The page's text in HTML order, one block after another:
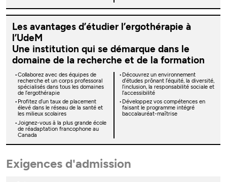
Les avantages d’étudier l’ergothérapie à
l’UdeM
Une institution qui se démarque dans le
domaine de la recherche et de la formation
Collaborez avec des équipes de
recherche et un corps professoral
spécialisés dans tous les domaines
de l’ergothérapie
Découvrez un environnement
d’études prônant l’équité, la diversité,
l’inclusion, la responsabilité sociale et
l’accessibilité
Profitez d’un taux de placement
élevé dans le réseau de la santé et
les milieux scolaires
Développez vos compétences en
faisant le programme intégré
baccalauréat-maîtrise
Joignez-vous à la plus grande école
de réadaptation francophone au
Canada
Exigences d'admission